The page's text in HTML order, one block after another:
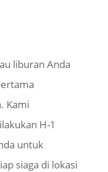
liburan Anda
Kami
H-1
untuk
siaga di lokasi